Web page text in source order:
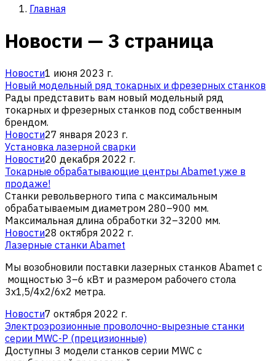
Главная
Новости — 3 страница
Новости1 июня 2023 г.
Новый модельный ряд токарных и фрезерных станков
Рады представить вам новый модельный ряд
токарных и фрезерных станков под собственным
брендом.
Новости27 января 2023 г.
Установка лазерной сварки
Новости20 декабря 2022 г.
Токарные обрабатывающие центры Abamet уже в
продаже!
Станки револьверного типа с максимальным
обрабатываемым диаметром 280–900 мм.
Максимальная длина обработки 32–3200 мм.
Новости28 октября 2022 г.
Лазерные станки Abamet
Мы возобновили поставки лазерных станков Abamet с
мощностью 3–6 кВт и размером рабочего стола
3х1,5/4х2/6х2 метра.
Новости7 октября 2022 г.
Электроэрозионные проволочно-вырезные станки
серии MWC-P (прецизионные)
Доступны 3 модели станков серии MWC c